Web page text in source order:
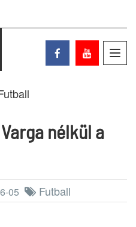
nélkül a
05 Futball